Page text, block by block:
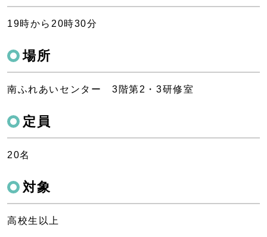
19時から20時30分
場所
南ふれあいセンター 3階第2・3研修室
定員
20名
対象
高校生以上